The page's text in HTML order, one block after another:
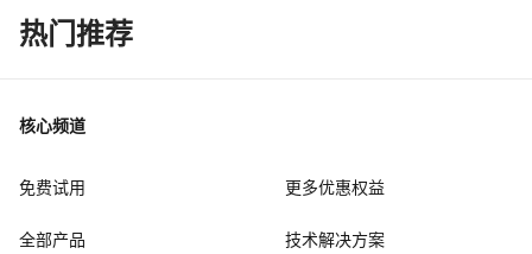
热门推荐
核心频道
免费试用 更多优惠权益
全部产品 技术解决方案